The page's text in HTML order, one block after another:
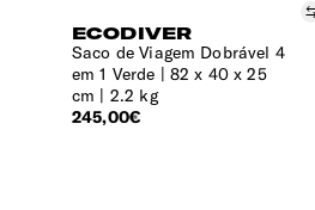
ECODIVER
Saco de Viagem Dobrável 4
em 1 Verde
82 x 40 x 25
cm | 2.2 kg
245,00€